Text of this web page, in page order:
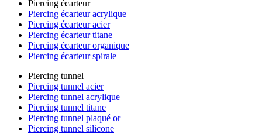
Piercing écarteur
Piercing écarteur acrylique
Piercing écarteur acier
Piercing écarteur titane
Piercing écarteur organique
Piercing écarteur spirale
Piercing tunnel
Piercing tunnel acier
Piercing tunnel acrylique
Piercing tunnel titane
Piercing tunnel plaqué or
Piercing tunnel silicone